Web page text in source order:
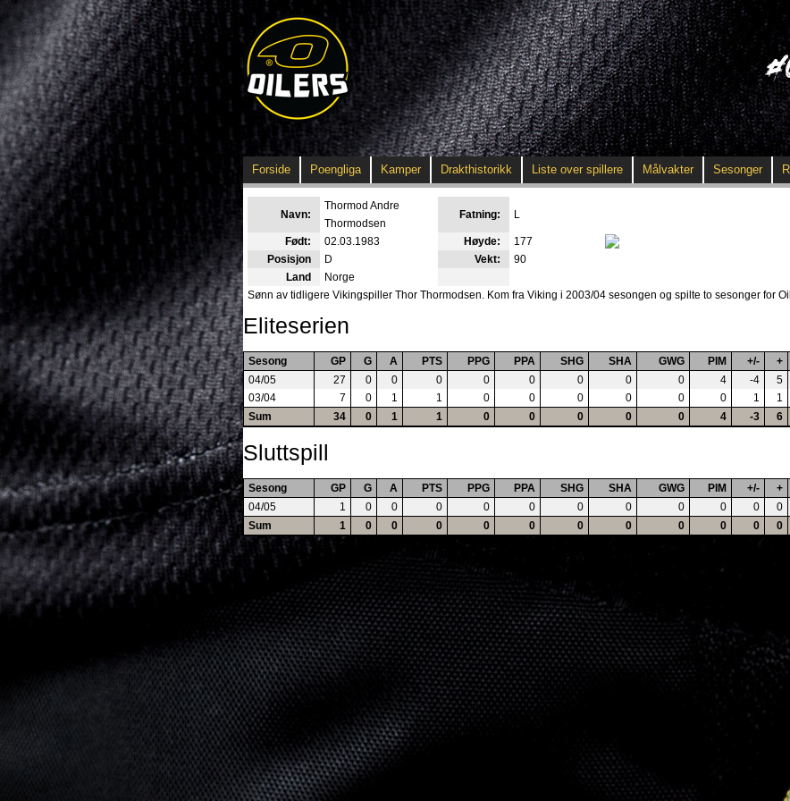
Forside Poengliga Kamper Drakthistorikk Liste over spillere Målvakter Sesonger
Navn:
Thormod Andre
Thormodsen
Fatning: L
Født: 02.03.1983 Høyde:
177
Posisjon
D Vekt:
90
Land
Norge
Sønn av tidligere Vikingspiller Thor Thormodsen. Kom fra Viking i 2003/04 sesongen og spilte to sesonger for
Eliteserien
Sesong GP G A PTS PPG PPA SHG SHA GWG PIM +/- +
04/05
27 0 0 0 0 0 0 0 0 4 -4 5
03/04
7 0 1 1 0 0 0 0 0 0 1 1
Sum
34 0 1 1 0 0 0 0 0 4 -3 6
Sluttspill
Sesong GP G A PTS PPG PPA SHG SHA GWG PIM +/- +
04/05
1 0 0 0 0 0 0 0 0 0 0 0
Sum
1 0 0 0 0 0 0 0 0 0 0 0